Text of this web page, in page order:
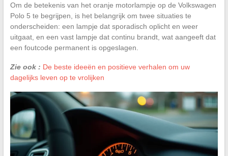
Om de betekenis van het oranje motorlampje op de Volkswagen
Polo 5 te begrijpen, is het belangrijk om twee situaties te
onderscheiden: een lampje dat sporadisch oplicht en weer
uitgaat, en een vast lampje dat continu brandt, wat aangeeft dat
een foutcode permanent is opgeslagen.
Zie ook : De beste ideeën en positieve verhalen om uw
dagelijks leven op te vrolijken